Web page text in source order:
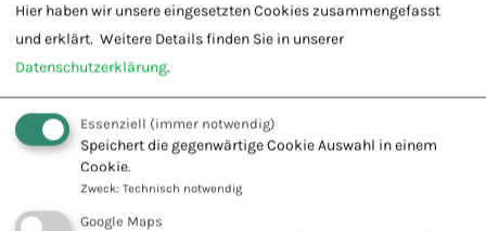
Fachschule für Naturheilkunde -
Europäischer Verband Naturheilkunde
e.V.
Innovation + Tradition = Zukunft
Hier haben wir unsere eingesetzten Cookies zusammengefasst
und erklärt. Weitere Details finden Sie in unserer
Datenschutzerklärung.
Essenziell (immer notwendig)
Speichert die gegenwärtige Cookie Auswahl in einem
Cookie.
Zweck: Technisch notwendig
Google Maps